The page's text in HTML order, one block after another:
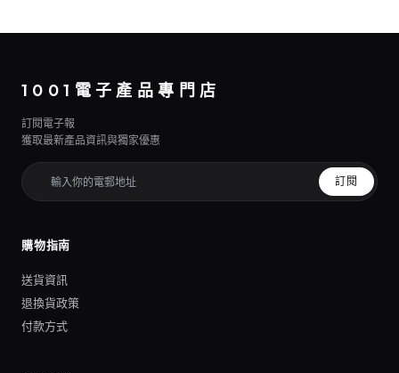
1001電子產品專門店
訂閱電子報
獲取最新產品資訊與獨家優惠
訂閱
購物指南
送貨資訊
退換貨政策
付款方式